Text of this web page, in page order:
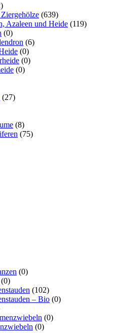
(639)
Azaleen und Heide (119)
(0)
(6)
(0)
(0)
(0)
(27)
(8)
(75)
(0)
(0)
(102)
– Bio (0)
(0)
(0)